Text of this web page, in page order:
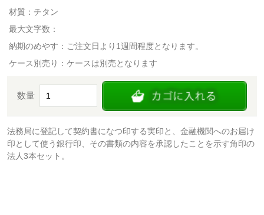
材質：チタン
最大文字数：
納期のめやす：ご注文日より1週間程度となります。
ケース別売り：ケースは別売となります
数量
法務局に登記して契約書になつ印する実印と、金融機関へのお届け
印として使う銀行印、その書類の内容を承認したことを示す角印の
法人3本セット。